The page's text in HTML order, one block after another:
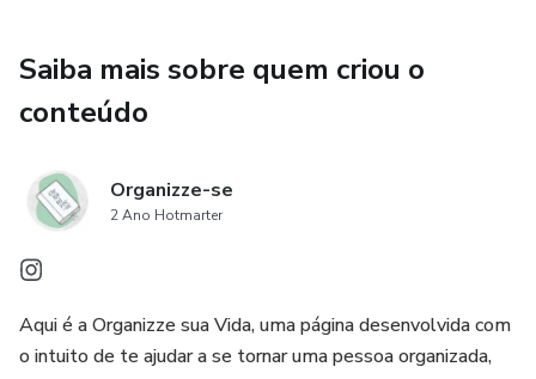
Por que escolher o nosso template:
informações da sua mudança centralizadas em um só lugar,
reduzindo o estresse e a sobrecarga mental.
- Facilidade de Uso: O Template Notion é intuitivo e fácil
de personalizar, permitindo que você adapte às suas
necessidades específicas.
Saiba mais sobre quem criou o
conteúdo
Organizze-se
2 Ano Hotmarter
Aqui é a Organizze sua Vida, uma página desenvolvida com
o intuito de te ajudar a se tornar uma pessoa organizada,